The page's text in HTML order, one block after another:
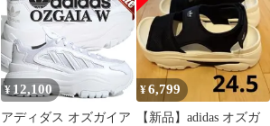
¥ 12,100
アディダス オズガイア
¥6,799
【新品】adidas オズガ